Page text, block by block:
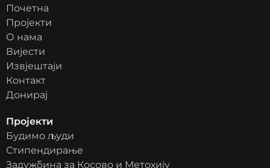
Почетна
Пројекти
О нама
Вијести
Извјештаји
Контакт
Донирај
Пројекти
Будимо људи
Стипендирање
Задужбина за Косово и Метохију